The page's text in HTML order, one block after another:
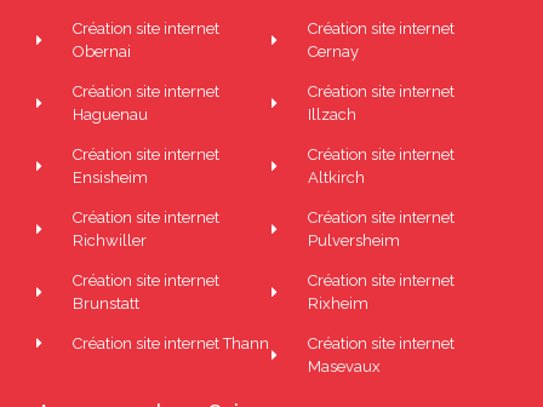
Création site internet
Obernai
Création site internet
Haguenau
Création site internet
Ensisheim
Création site internet
Richwiller
Création site internet
Brunstatt
Création site internet Thann
Création site internet
Cernay
Création site internet
Illzach
Création site internet
Altkirch
Création site internet
Pulversheim
Création site internet
Rixheim
Création site internet
Masevaux